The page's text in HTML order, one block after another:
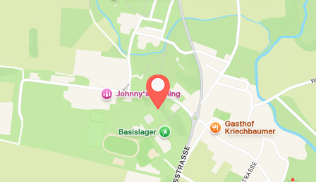
App
Blog
Partner
Kontakt
Impressum